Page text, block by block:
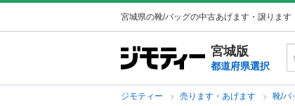
宮城県の靴/バッグの中古あげます・譲ります
宮城版
都道府県選択
ジモティー 売ります・あげます 靴/バ